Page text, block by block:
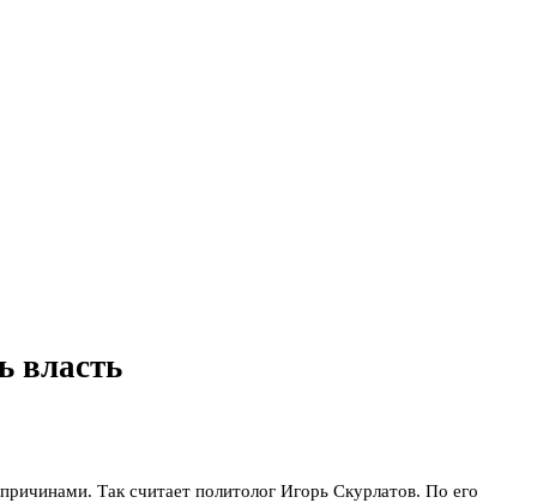
власть
Так считает политолог Игорь Скурлатов. По его